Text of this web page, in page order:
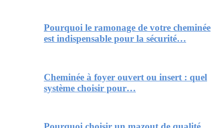
Pourquoi le ramonage de votre cheminée
est indispensable pour la sécurité…
Cheminée à foyer ouvert ou insert : quel
système choisir pour…